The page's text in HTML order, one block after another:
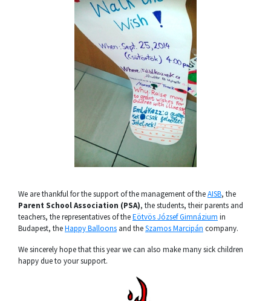
We are thankful for the support of the management of theAISB, the
Parent School Association (PSA), the students, their parents and
teachers, the representatives of theEötvös József Gimnázium in
Budapest, theHappy Balloons and theSzamos Marcipán company.
We sincerely hope that this year we can also make many sick children
happy due to your support.